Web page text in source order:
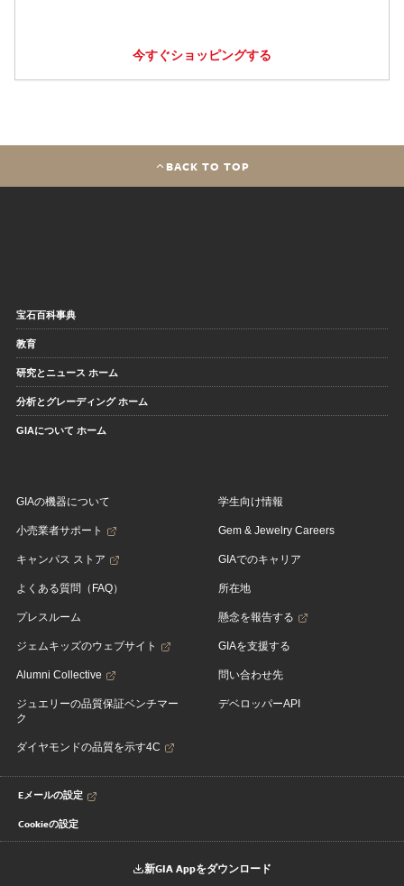
今すぐショッピングする
BACK TO TOP
宝石百科事典
教育
研究とニュース ホーム
分析とグレーディング ホーム
GIAについて ホーム
GIAの機器について
小売業者サポート
キャンパス ストア
よくある質問（FAQ）
プレスルーム
ジェムキッズのウェブサイト
Alumni Collective
ジュエリーの品質保証ベンチマー
ク
ダイヤモンドの品質を示す4C
学生向け情報
Gem & Jewelry Careers
GIAでのキャリア
所在地
懸念を報告する
GIAを支援する
問い合わせ先
デベロッパーAPI
Eメールの設定
Cookieの設定
新GIA Appをダウンロード